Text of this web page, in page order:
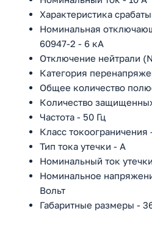
Характеристика
Номинальная
60947-2 - 6 кА
Отключение нейтрали
Категория
Общее количество
Количество
Частота - 50 Гц
Класс токоограничения
Тип тока утечки - A
Номинальный ток
Номинальное
Вольт
Габаритные размеры -